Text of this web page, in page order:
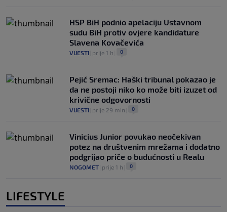
HSP BiH podnio apelaciju Ustavnom
sudu BiH protiv ovjere kandidature
Slavena Kovačevića
VIJESTI prije 1 h 0
Pejić Sremac: Haški tribunal pokazao je
da ne postoji niko ko može biti izuzet od
krivične odgovornosti
VIJESTI prije 29 min 0
Vinicius Junior povukao neočekivan
potez na društvenim mrežama i dodatno
podgrijao priče o budućnosti u Realu
NOGOMET prije 1 h 0
LIFESTYLE